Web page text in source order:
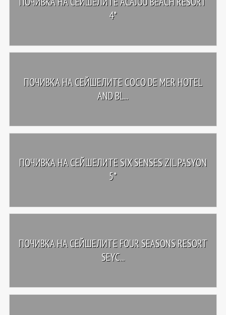
4*
ПОЧИВКА НА СЕЙШЕЛИТЕ COCO DE MER HOTEL
AND BL...
ПОЧИВКА НА СЕЙШЕЛИТЕ SIX SENSES ZIL PASYON
5*
ПОЧИВКА НА СЕЙШЕЛИТЕ FOUR SEASONS RESORT
SEYC...